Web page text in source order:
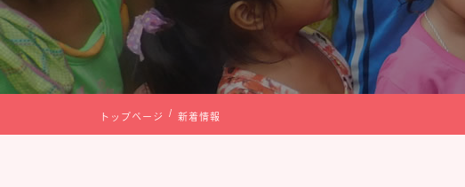
トップページ 新着情報